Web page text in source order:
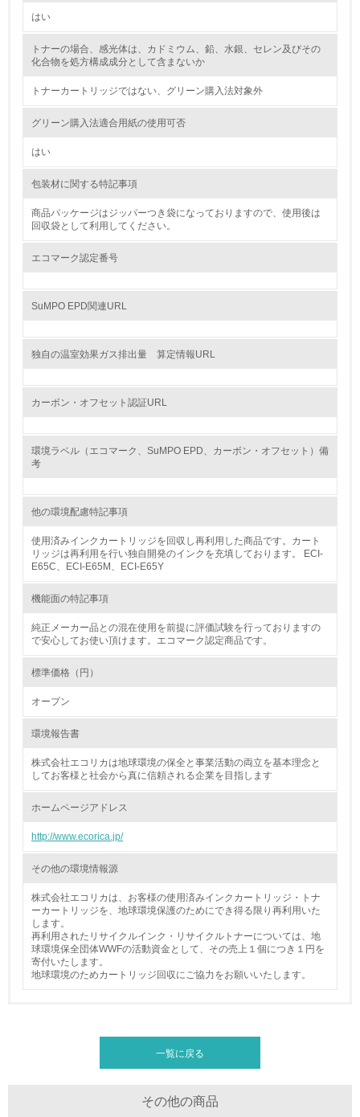
2.環境への取り組み
資源・エネルギー
9.
<L1> 資源（投入原料、水等）とエネルギー（電力、重
減目標や計画を立てている
し、具体的な販売目標や計画を立てている
グリーン購入
<L1> グリーン購入の取り組み方針を有し、グリーン購入
14.
<L2> 購入している製品・サービスの量と種類を把握し、
具体的な目標や計画を立てている
包装・物流
非該当（包装・物流を必要とする業務を行っていない）
<L1> 環境負荷ができるだけ小さい包装・梱包を行ってい
る
<L2> 環境負荷ができるだけ小さい物流を行っている
非該当（化学物質を使用していない）
<L2> 化学物質の使用量及び外部への排出量を把握し、具
はい
トナーの場合、感光体は、カドミウム、鉛、水銀、セレン及びその
化合物を処方構成成分として含まないか
トナーカートリッジではない、グリーン購入法対象外
グリーン購入法適合用紙の使用可否
はい
包装材に関する特記事項
商品パッケージはジッパーつき袋になっておりますので、使用後は
回収袋として利用してください。
エコマーク認定番号
SuMPO EPD関連URL
独自の温室効果ガス排出量 算定情報URL
カーボン・オフセット認証URL
環境ラベル（エコマーク、SuMPO EPD、カーボン・オフセット）備
考
他の環境配慮特記事項
使用済みインクカートリッジを回収し再利用した商品です。カート
リッジは再利用を行い独自開発のインクを充填しております。 ECI-
E65C、ECI-E65M、ECI-E65Y
機能面の特記事項
純正メーカー品との混在使用を前提に評価試験を行っておりますの
で安心してお使い頂けます。エコマーク認定商品です。
標準価格（円）
オープン
環境報告書
株式会社エコリカは地球環境の保全と事業活動の両立を基本理念と
してお客様と社会から真に信頼される企業を目指します
ホームページアドレス
http://www.ecorica.jp/
その他の環境情報源
株式会社エコリカは、お客様の使用済みインクカートリッジ・トナ
ーカートリッジを、地球環境保護のためにでき得る限り再利用いた
します。
再利用されたリサイクルインク・リサイクルトナーについては、地
球環境保全団体WWFの活動資金として、その売上１個につき１円を
寄付いたします。
地球環境のためカートリッジ回収にご協力をお願いいたします。
一覧に戻る
その他の商品